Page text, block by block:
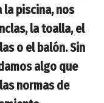
la piscina, nos
la toalla, el
o el balón. Sin
algo que
normas de